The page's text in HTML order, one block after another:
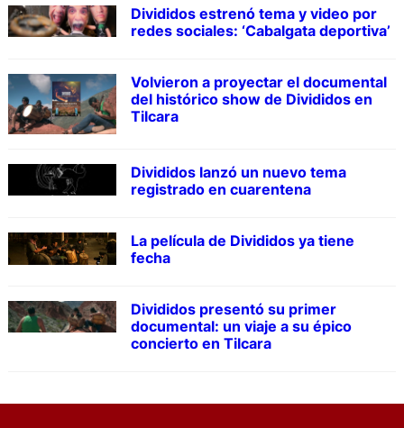
Divididos estrenó tema y video por
redes sociales: ‘Cabalgata deportiva’
Volvieron a proyectar el documental
del histórico show de Divididos en
Tilcara
Divididos lanzó un nuevo tema
registrado en cuarentena
La película de Divididos ya tiene
fecha
Divididos presentó su primer
documental: un viaje a su épico
concierto en Tilcara